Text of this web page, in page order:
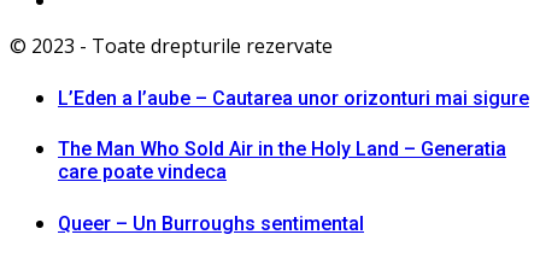
© 2023 - Toate drepturile rezervate
L’Eden a I’aube – Cautarea unor orizonturi mai sigure
The Man Who Sold Air in the Holy Land – Generatia
care poate vindeca
Queer – Un Burroughs sentimental